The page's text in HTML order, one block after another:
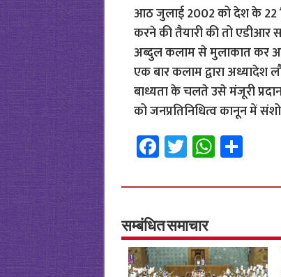
आठ जुलाई 2002 को देश के 22
करने की तैयारी की तो एडीआर
अब्दुल कलाम से मुलाकात कर
एक बार कलाम द्वारा अध्यादेश
बाध्यता के चलते उसे मंजूरी
को जनप्रतिनिधित्व कानून में
Fa
ce
b
o
o
k
T
wi
tt
er
W
h
at
p
p
S
h
ar
सम्बंधित समाचार